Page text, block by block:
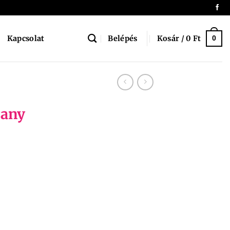
Kapcsolat Belépés Kosár /0 Ft 0